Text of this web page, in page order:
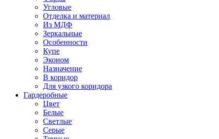
Угловые
Отделка и материал
Из МДФ
Зеркальные
Особенности
Купе
Эконом
Назначение
В коридор
Для узкого коридора
Гардеробные
Цвет
Белые
Светлые
Серые